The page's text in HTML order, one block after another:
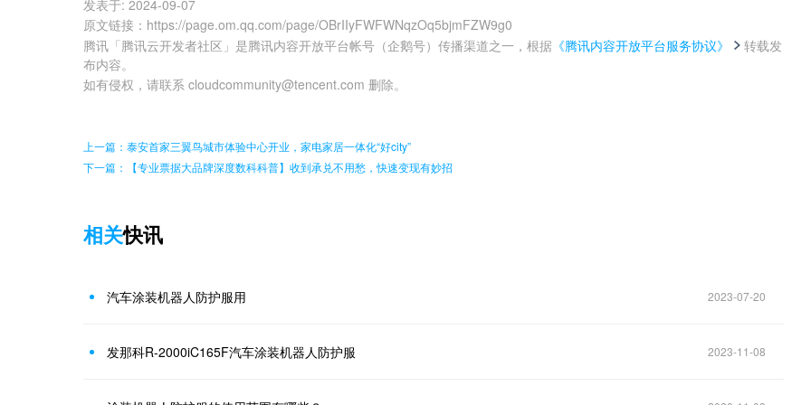
发表于: 2024-09-07
原文链接 ： https://page.om.qq.com/page/OBrIIyFWFWNqzOq5bjmFZW9g0
腾讯「腾讯云开发者社区」是腾讯内容开放平台帐号（企鹅号）传播渠道之一，根据 《腾讯内容开放平台服务协议》
转载发
布内容。
如有侵权，请联系 cloudcommunity@tencent.com 删除。
上一篇：泰安首家三翼鸟城市体验中心开业，家电家居一体化“好city”
下一篇：【专业票据大品牌深度数科科普】收到承兑不用愁，快速变现有妙招
相关快讯
汽车涂装机器人防护服用 2023-07-20
发那科R-2000iC165F汽车涂装机器人防护服 2023-11-08